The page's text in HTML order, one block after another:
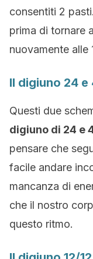
consentiti 2
prima di tornare
nuovamente alle
Il digiuno 24 e
Questi due
digiuno di 24 e
pensare che
facile andare
mancanza di
che il nostro
questo ritmo.